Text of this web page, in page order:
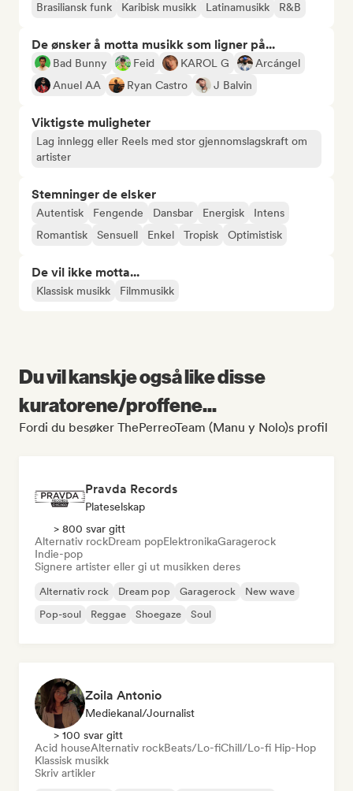
Brasiliansk funk Karibisk musikk Latinamusikk R&B
De ønsker å motta musikk som ligner på...
Bad Bunny Feid KAROL G
Arcángel
Anuel AA
Ryan Castro J Balvin
Viktigste muligheter
Lag innlegg eller Reels med stor gjennomslagskraft om
artister
Stemninger de elsker
Autentisk Fengende Dansbar Energisk
Intens
Romantisk
Sensuell Enkel Tropisk Optimistisk
De vil ikke motta...
Klassisk musikk Filmmusikk
Du vil kanskje også like disse
kuratorene/proffene...
Fordi du besøker ThePerreoTeam (Manu y Nolo)s profil
Pravda Records
Plateselskap
> 800 svar gitt
Alternativ rockDream popElektronikaGaragerock
Indie-pop
Signere artister eller gi ut musikken deres
Alternativ rock Dream pop Garagerock
New wave
Pop-soul
Reggae Shoegaze Soul
Zoila Antonio
Mediekanal/journalist
> 100 svar gitt
Acid houseAlternativ rockBeats/Lo-fiChill/Lo-fi Hip-Hop
Klassisk musikk
Skriv artikler